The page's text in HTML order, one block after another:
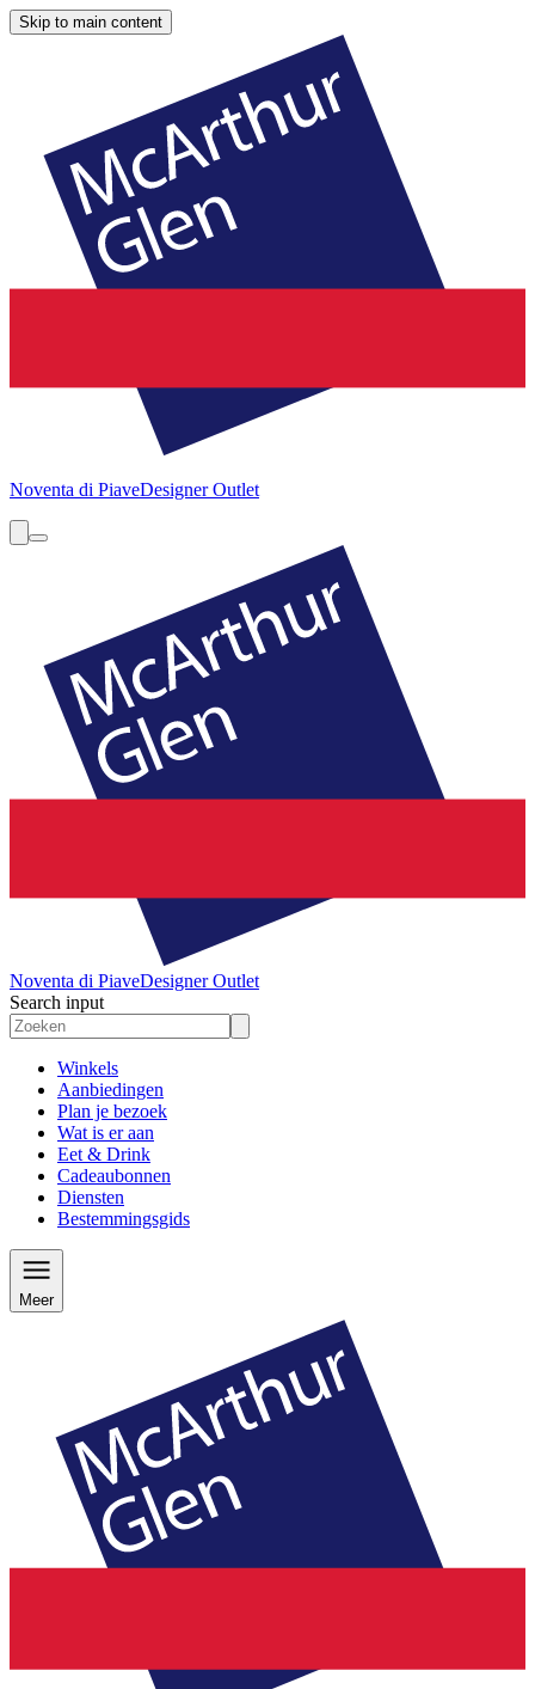
Skip to main content
Noventa di PiaveDesigner Outlet
Noventa di PiaveDesigner Outlet
Search input
Winkels
Aanbiedingen
Plan je bezoek
Wat is er aan
Eet & Drink
Cadeaubonnen
Diensten
Bestemmingsgids
Meer